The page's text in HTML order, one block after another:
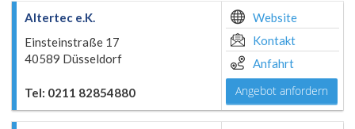
Altertec e.K.
Einsteinstraße 17
40589 Düsseldorf
Tel: 0211 82854880
Website
Kontakt
Anfahrt
Angebot anfordern